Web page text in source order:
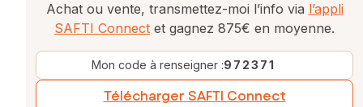
Achat ou vente, transmettez-moi l’info via l’appli
SAFTI Connect et gagnez 875€ en moyenne.
Mon code à renseigner :972371
Télécharger SAFTI Connect